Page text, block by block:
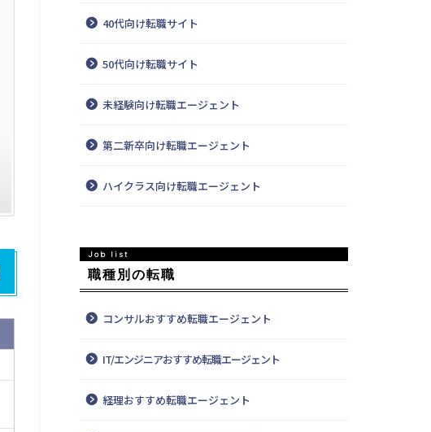
40代向け転職サイト
50代向け転職サイト
未経験向け転職エージェント
第二新卒向け転職エージェント
ハイクラス向け転職エージェント
職種別の転職
コンサルおすすめ転職エージェント
IT/エンジニアおすすめ転職エージェント
経理おすすめ転職エージェント